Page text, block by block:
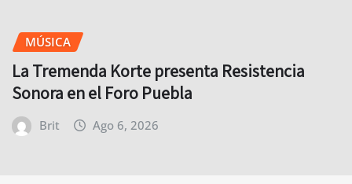
MÚSICA
La Tremenda Korte presenta Resistencia
Sonora en el Foro Puebla
Brit Ago 6, 2026